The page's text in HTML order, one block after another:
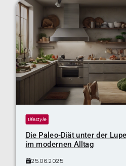
Lifestyle
Die Paleo-Diät unter der
im modernen Alltag
25.06.2025